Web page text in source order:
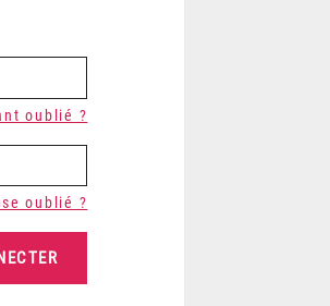
oublié ?
oublié ?